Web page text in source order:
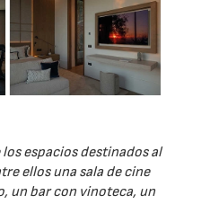
espacios destinados al
ellos una sala de cine
un bar con vinoteca, un